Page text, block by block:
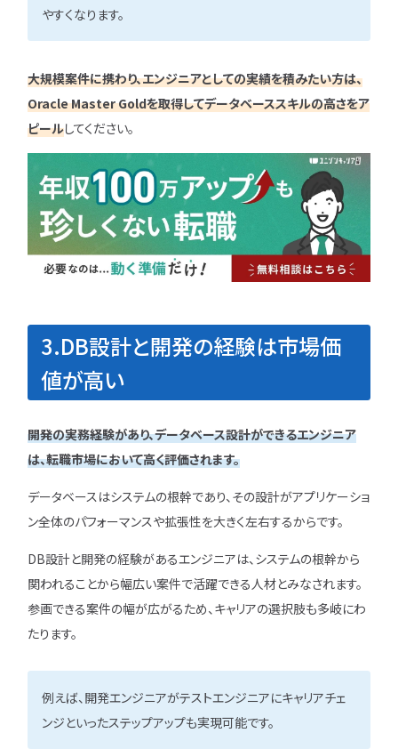
やすくなります。
大規模案件に携わり、エンジニアとしての実績を積みたい方は、
Oracle Master Goldを取得してデータベーススキルの高さをア
ピールしてください。
3.DB設計と開発の経験は市場価
値が高い
開発の実務経験があり、データベース設計ができるエンジニア
は、転職市場において高く評価されます。
データベースはシステムの根幹であり、その設計がアプリケーショ
ン全体のパフォーマンスや拡張性を大きく左右するからです。
DB設計と開発の経験があるエンジニアは、システムの根幹から
関われることから幅広い案件で活躍できる人材とみなされます。
参画できる案件の幅が広がるため、キャリアの選択肢も多岐にわ
たります。
例えば、開発エンジニアがテストエンジニアにキャリアチェ
ンジといったステップアップも実現可能です。